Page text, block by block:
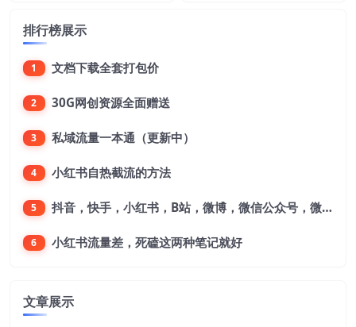
排行榜展示
1 文档下载全套打包价
2 30G网创资源全面赠送
3 私域流量一本通（更新中）
4 小红书自热截流的方法
5 抖音，快手，小红书，B站，微博，微信公众号，微信视频号。每一个平台，都是不一样的机会，对应不一样的赚钱思路
6 小红书流量差，死磕这两种笔记就好
文章展示